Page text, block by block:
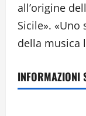
all’origine
Sicile».
della musica
INFORMAZIONI